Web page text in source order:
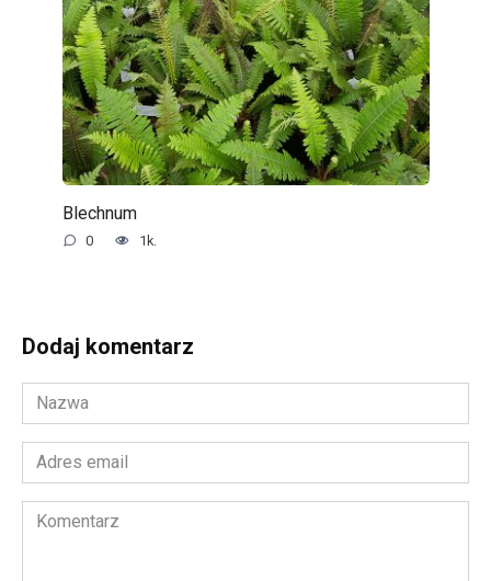
Blechnum
0 1k.
Dodaj komentarz
Nazwa
*
Adres
email
*Komentarz